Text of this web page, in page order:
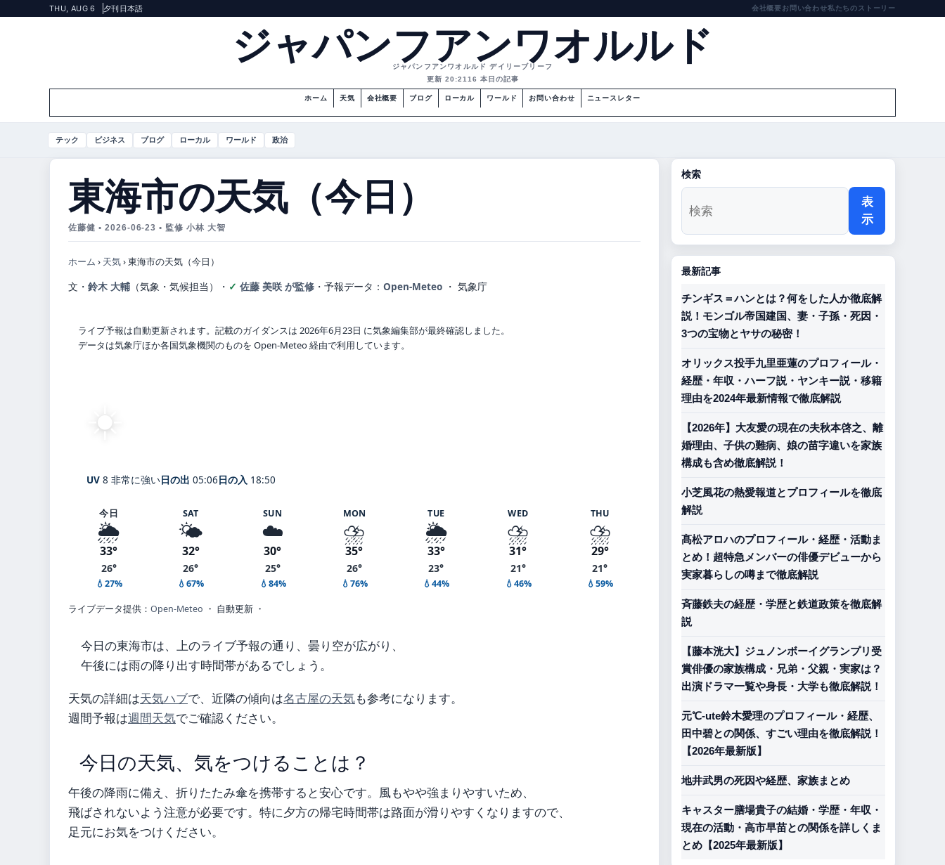
THU, AUG 6 夕刊 日本語 会社概要お問い合わせ私たちのストーリー
ジャパンフアンワオルルド
ジャパンフアンワオルルド デイリーブリーフ
更新 20:21 16 本日の記事
ホーム 天気 会社概要 ブログ ローカル ワールド お問い合わせ ニュースレター
テック ビジネス ブログ ローカル ワールド 政治
東海市の天気（今日）
佐藤健 • 2026-06-23 • 監修 小林 大智
ホーム › 天気›東海市の天気（今日）
文・ 鈴木 大輔 （気象・気候担当） ・ 佐藤 美咲 が監修 ・ 予報データ： Open-Meteo ・ 気象庁
ライブ予報は自動更新されます。記載のガイダンスは 2026年6月23日 に気象編集部が最終確認しました。
データは気象庁ほか各国気象機関のものを Open-Meteo 経由で利用しています。
☀️
UV 8 非常に強い日の出 05:06日の入 18:50
今日
🌦️
33°
26°
💧27%
SAT
🌤️
32°
26°
💧67%
SUN
☁️
30°
25°
💧84%
MON
⛈️
35°
26°
💧76%
TUE
🌦️
33°
23°
💧44%
WED
⛈️
31°
21°
💧46%
THU
⛈️
29°
21°
💧59%
ライブデータ提供： Open-Meteo ・ 自動更新 ・
今日の東海市は、上のライブ予報の通り、曇り空が広がり、
午後には雨の降り出す時間帯があるでしょう。
天気の詳細は天気ハブで、近隣の傾向は名古屋の天気も参考になります。
週間予報は週間天気でご確認ください。
今日の天気、気をつけることは？
午後の降雨に備え、折りたたみ傘を携帯すると安心です。風もやや強まりやすいため、
飛ばされないよう注意が必要です。特に夕方の帰宅時間帯は路面が滑りやすくなりますので、
足元にお気をつけください。
検索
表
示
最新記事
チンギス＝ハンとは？何をした人か徹底解
説！モンゴル帝国建国、妻・子孫・死因・
3つの宝物とヤサの秘密！
オリックス投手九里亜蓮のプロフィール・
経歴・年収・ハーフ説・ヤンキー説・移籍
理由を2024年最新情報で徹底解説
【2026年】大友愛の現在の夫秋本啓之、離
婚理由、子供の難病、娘の苗字違いを家族
構成も含め徹底解説！
小芝風花の熱愛報道とプロフィールを徹底
解説
髙松アロハのプロフィール・経歴・活動ま
とめ！超特急メンバーの俳優デビューから
実家暮らしの噂まで徹底解説
斉藤鉄夫の経歴・学歴と鉄道政策を徹底解
説
【藤本洸大】ジュノンボーイグランプリ受
賞俳優の家族構成・兄弟・父親・実家は？
出演ドラマ一覧や身長・大学も徹底解説！
元℃-ute鈴木愛理のプロフィール・経歴、
田中碧との関係、すごい理由を徹底解説！
【2026年最新版】
地井武男の死因や経歴、家族まとめ
キャスター膳場貴子の結婚・学歴・年収・
現在の活動・高市早苗との関係を詳しくま
とめ【2025年最新版】